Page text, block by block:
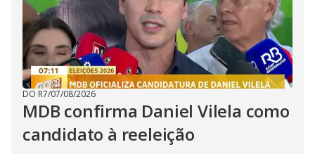
DO R7/07/08/2026
MDB confirma Daniel Vilela como
candidato à reeleição